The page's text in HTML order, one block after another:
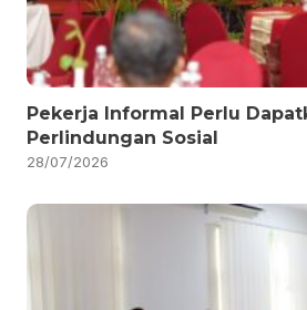
Pekerja Informal Perlu
Perlindungan Sosial
28/07/2026